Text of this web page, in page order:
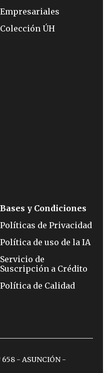
Empresariales
Colección ÚH
Bases y Condiciones
Políticas de Privacidad
Política de uso de la IA
Servicio de
Suscripción a Crédito
Política de Calidad
- ASUNCIÓN -